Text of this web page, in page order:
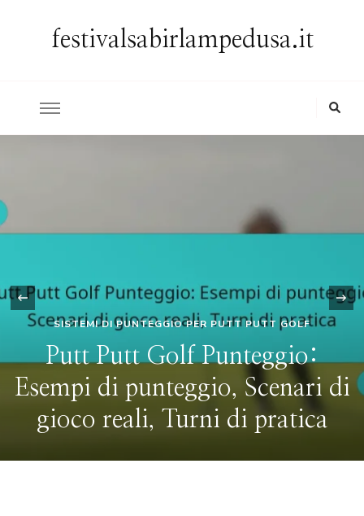
festivalsabirlampedusa.it
SISTEMI DI PUNTEGGIO PER PUTT PUTT GOLF
Putt Putt Golf Punteggio:
Punteggio per tornei, partite di
lega, giochi informali
‹